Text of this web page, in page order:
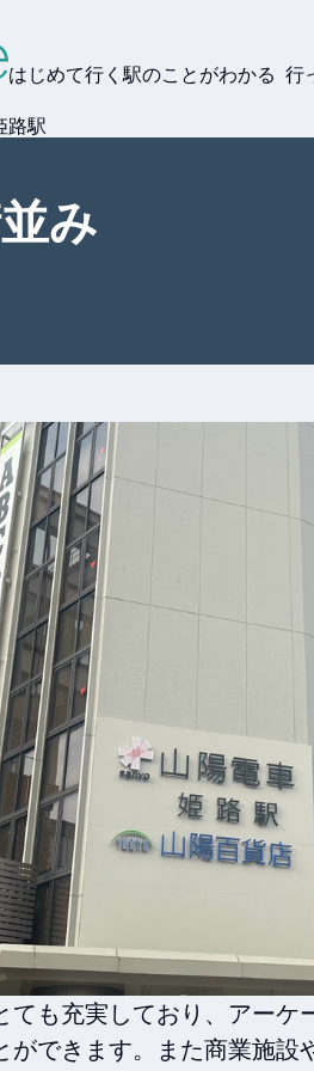
はじめて行く駅のことがわかる 行
路駅
み
ても充実しており、アー
ができます。また商業施